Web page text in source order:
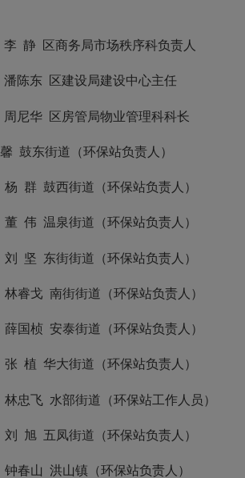
李 静 区商务局市场秩序科负责人
潘陈东 区建设局建设中心主任
周尼华 区房管局物业管理科科长
馨 鼓东街道（环保站负责人）
杨 群 鼓西街道（环保站负责人）
董 伟 温泉街道（环保站负责人）
刘 坚 东街街道（环保站负责人）
林睿戈 南街街道（环保站负责人）
薛国桢 安泰街道（环保站负责人）
张 植 华大街道（环保站负责人）
林忠飞 水部街道（环保站工作人员）
刘 旭 五凤街道（环保站负责人）
钟春山 洪山镇（环保站负责人）